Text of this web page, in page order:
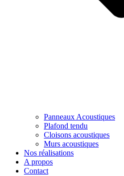
Panneaux Acoustiques
Plafond tendu
Cloisons acoustiques
Murs acoustiques
Nos réalisations
A propos
Contact